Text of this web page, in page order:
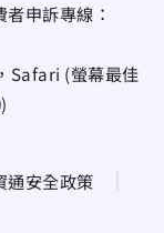
者申訴專線：
Safari (螢幕最佳
通安全政策